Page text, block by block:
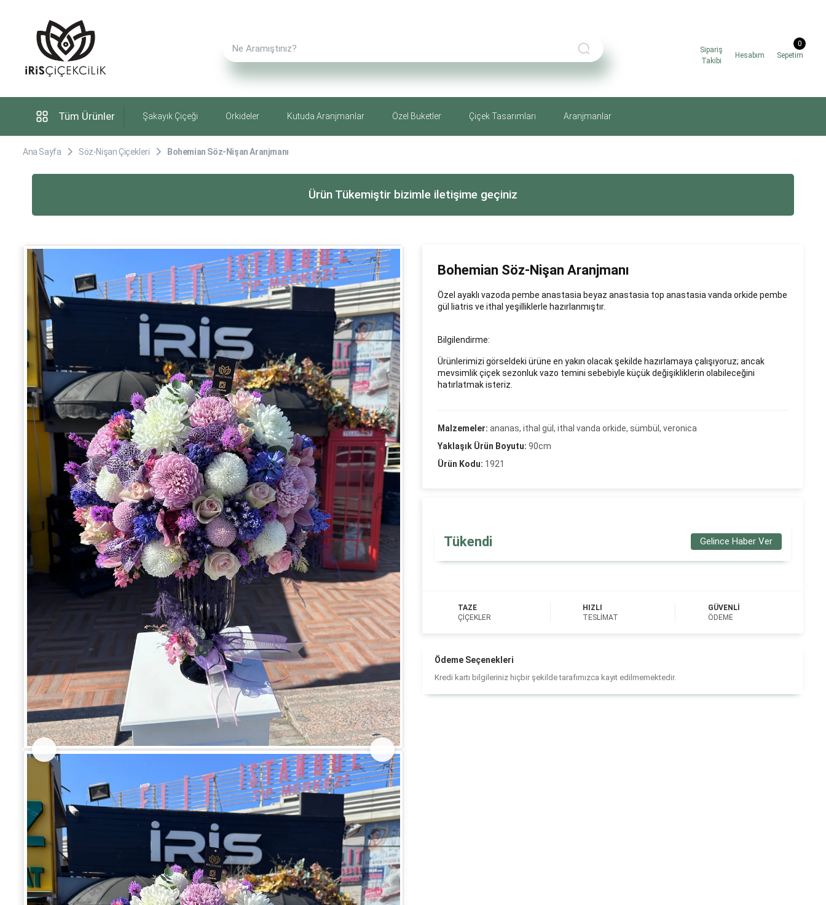
Sipariş
Takibi
Hesabım Sepetim
0
Tüm Ürünler Şakayık Çiçeği Orkideler Kutuda Aranjmanlar Özel Buketler Çiçek Tasarımları Aranjmanlar
Ana Sayfa Söz-Nişan Çiçekleri Bohemian Söz-Nişan Aranjmanı
Ürün Tükemiştir bizimle iletişime geçiniz
Bohemian Söz-Nişan Aranjmanı
Özel ayaklı vazoda pembe anastasia beyaz anastasia top anastasia vanda orkide pembe
gül liatris ve ithal yeşilliklerle hazırlanmıştır.
Bilgilendirme:
Ürünlerimizi görseldeki ürüne en yakın olacak şekilde hazırlamaya çalışıyoruz; ancak
mevsimlik çiçek sezonluk vazo temini sebebiyle küçük değişikliklerin olabileceğini
hatırlatmak isteriz.
Malzemeler: ananas, ithal gül, ithal vanda orkide, sümbül, veronica
Yaklaşık Ürün Boyutu: 90cm
Ürün Kodu: 1921
Tükendi Gelince Haber Ver
TAZE
ÇIÇEKLER
HIZLI
TESLIMAT
GÜVENLI
ÖDEME
Ödeme Seçenekleri
Kredi kartı bilgileriniz hiçbir şekilde tarafımızca kayıt edilmemektedir.